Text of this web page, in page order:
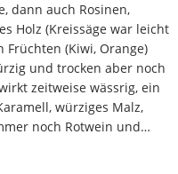
dann auch Rosinen,
Holz (Kreissäge war leicht
Früchten (Kiwi, Orange)
und trocken aber noch
zeitweise wässrig, ein
würziges Malz,
noch Rotwein und…